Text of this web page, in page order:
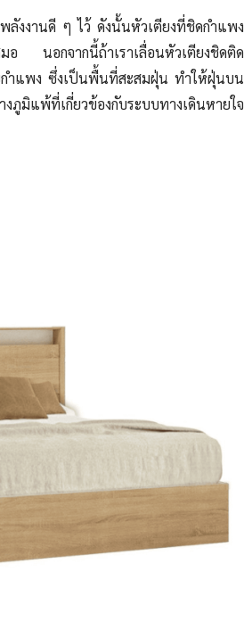
ลังงานดี ๆ ไว้ ดังนั้นหัวเตียงที่ชิดกำแพง
สมอ นอกจากนี้ถ้าเราเลื่อนหัวเตียงชิดติด
กำแพง ซึ่งเป็นพื้นที่สะสมฝุ่น ทำให้ฝุ่นบน
งภูมิแพ้ที่เกี่ยวข้องกับระบบทางเดินหายใจ